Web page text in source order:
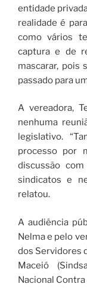
entidade
realidade é
como vários
captura e de
mascarar, pois
passado para
A vereadora,
nenhuma
legislativo.
processo por
discussão
sindicatos e
relatou.
A audiência
Nelma e pelo
dos Servidores
Maceió
Nacional Contra